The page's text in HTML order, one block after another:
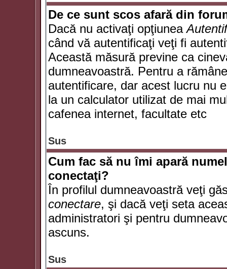
De ce sunt scos afară din
Dacă nu activaţi opţiunea
când vă autentificaţi veţi fi
Această măsură previne ca
dumneavoastră. Pentru a
autentificare, dar acest lucru nu
la un calculator utilizat de mai
cafenea internet, facultate etc
Sus
Cum fac să nu îmi apară
conectaţi?
În profilul dumneavoastră veţi
conectare, şi dacă veţi seta
administratori şi pentru
ascuns.
Sus